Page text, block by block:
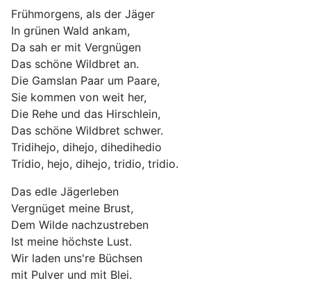
Frühmorgens, als der Jäger
In grünen Wald ankam,
Da sah er mit Vergnügen
Das schöne Wildbret an.
Die Gamslan Paar um Paare,
Sie kommen von weit her,
Die Rehe und das Hirschlein,
Das schöne Wildbret schwer.
Tridihejo, dihejo, dihedihedio
Tridio, hejo, dihejo, tridio, tridio.
Das edle Jägerleben
Vergnüget meine Brust,
Dem Wilde nachzustreben
Ist meine höchste Lust.
Wir laden uns're Büchsen
mit Pulver und mit Blei.